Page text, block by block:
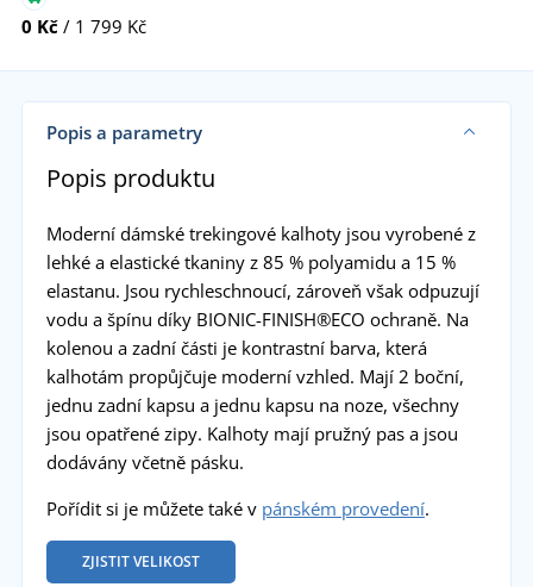
0 Kč / 1 799 Kč
Popis a parametry
Popis produktu
Moderní dámské trekingové kalhoty jsou vyrobené z
lehké a elastické tkaniny z 85 % polyamidu a 15 %
elastanu. Jsou rychleschnoucí, zároveň však odpuzují
vodu a špínu díky BIONIC-FINISH®ECO ochraně. Na
kolenou a zadní části je kontrastní barva, která
kalhotám propůjčuje moderní vzhled. Mají 2 boční,
jednu zadní kapsu a jednu kapsu na noze, všechny
jsou opatřené zipy. Kalhoty mají pružný pas a jsou
dodávány včetně pásku.
Pořídit si je můžete také v pánském provedení.
ZJISTIT VELIKOST